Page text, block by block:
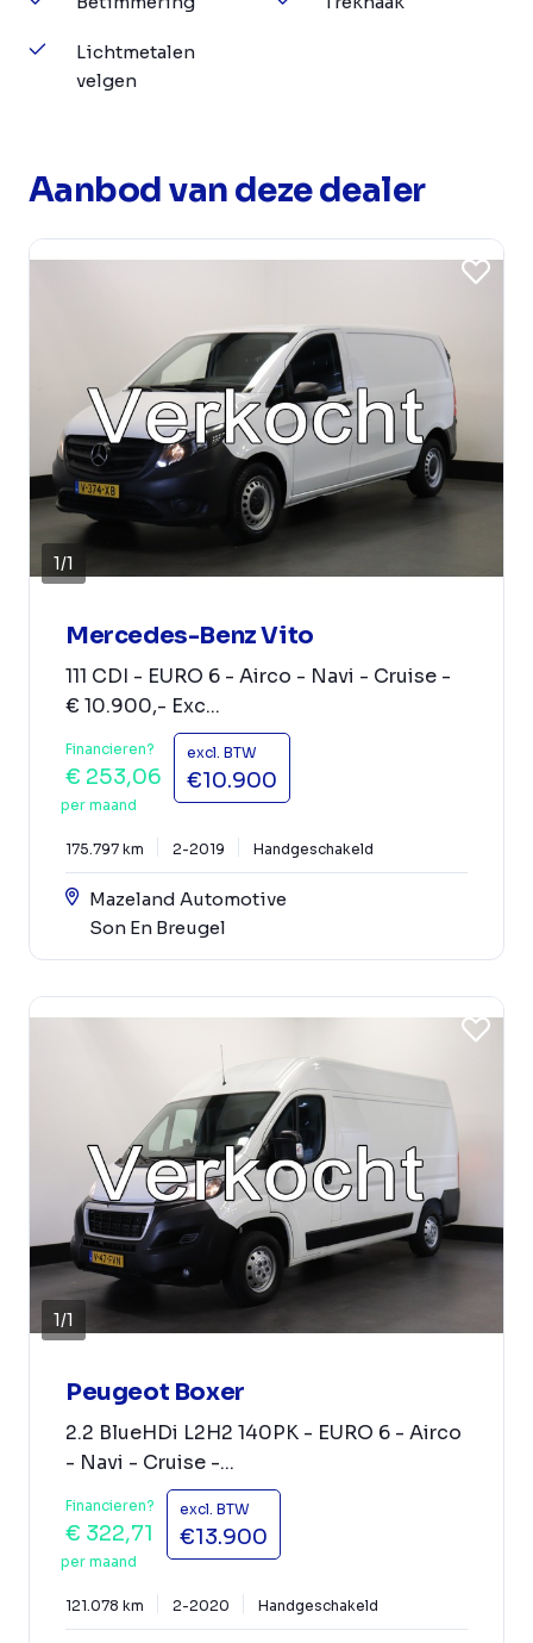
Lichtmetalen
velgen
Aanbod van deze dealer
1/1
Mercedes-Benz Vito
111 CDI - EURO 6 - Airco - Navi - Cruise -
€ 10.900,- Exc...
Financieren?
€ 253,06
per maand
excl. BTW
€10.900
175.797 km 2-2019 Handgeschakeld
Mazeland Automotive
Son En Breugel
1/1
Peugeot Boxer
2.2 BlueHDi L2H2 140PK - EURO 6 - Airco
- Navi - Cruise -...
Financieren?
€ 322,71
per maand
excl. BTW
€13.900
121.078 km 2-2020 Handgeschakeld